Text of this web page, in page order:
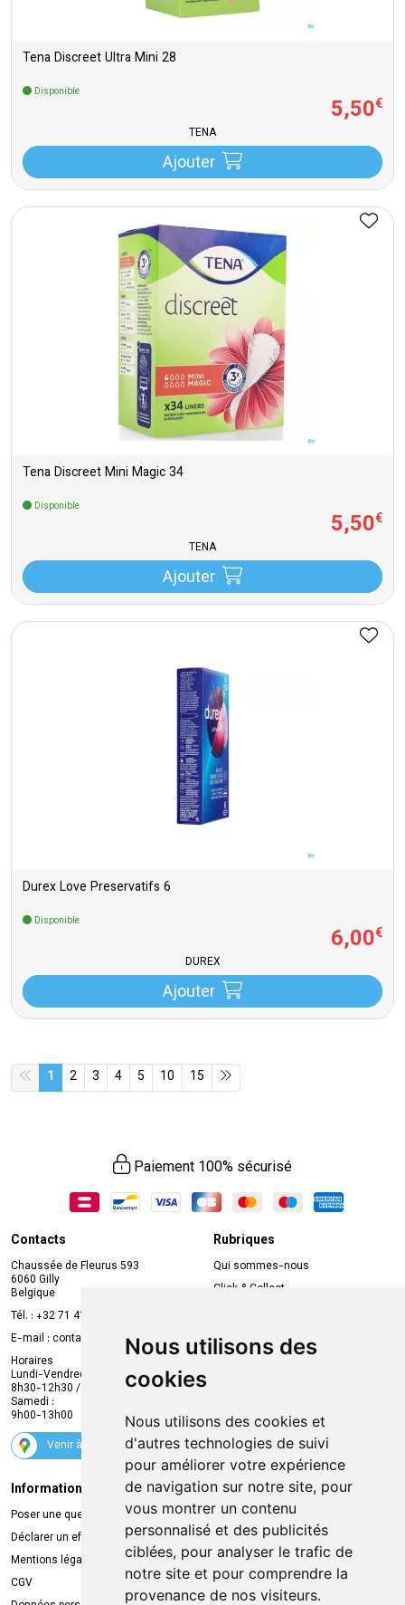
Nous utilisons des
cookies
Nous utilisons des cookies et
d'autres technologies de suivi
pour améliorer votre expérience
de navigation sur notre site, pour
vous montrer un contenu
personnalisé et des publicités
ciblées, pour analyser le trafic de
notre site et pour comprendre la
provenance de nos visiteurs.
Tena Discreet Ultra Mini 28
Disponible
5,50€
TENA
Ajouter
Tena Discreet Mini Magic 34
Disponible
5,50€
TENA
Ajouter
Durex Love Preservatifs 6
Disponible
6,00€
DUREX
Ajouter
1 2 3 4 5 10 15
Paiement 100% sécurisé
Contacts
Chaussée de Fleurus 593
6060 Gilly
Belgique
Tél. : +32 71 41 32 10
E-mail : contact
mvapharma.be
Horaires
Lundi-Vendredi :
8h30-12h30 / 13h30-18h30
Samedi :
9h00-13h00
Venir à la pharmacie
Rubriques
Qui sommes-nous
Click & Collect
Compte professionnel
Envoi d’ordonnance
Suivez-nous
Informations légales
Poser une question
Déclarer un effet indésirable
Mentions légales
CGV
Livraison
Retrait à la pharmacie
Livraison chez vous
Livraison dans un Point Relais